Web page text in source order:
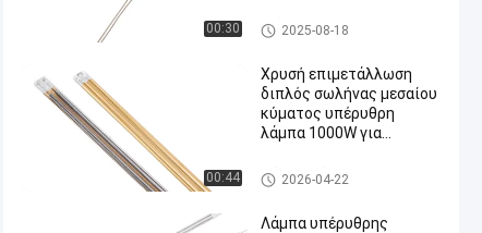
00:30
Υπέρυθροι λαμπτήρες χαλαζί
α
2025-08-18
00:44
Χρυσή επιμετάλλωση
διπλός σωλήνας μεσαίου
κύματος υπέρυθρη
λάμπα 1000W για
Μέσος υπέρυθρος λαμπτήρα
ς κυμάτων
2026-04-22
Λάμπα υπέρυθρης